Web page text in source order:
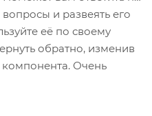
и развеять его
её по своему
обратно, изменив
компонента. Очень